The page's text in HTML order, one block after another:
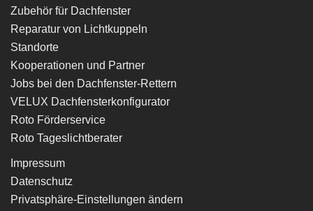
Zubehör für Dachfenster
Reparatur von Lichtkuppeln
Standorte
Kooperationen und Partner
Jobs bei den Dachfenster-Rettern
VELUX Dachfensterkonfigurator
Roto Förderservice
Roto Tageslichtberater
Impressum
Datenschutz
Privatsphäre-Einstellungen ändern